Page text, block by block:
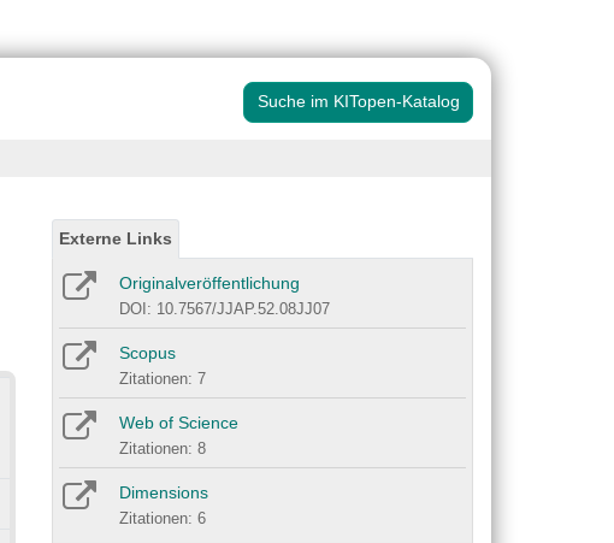
Suche im KITopen-Katalog
Externe Links
Originalveröffentlichung
DOI: 10.7567/JJAP.52.08JJ07
Scopus
Zitationen: 7
Web of Science
Zitationen: 8
Dimensions
Zitationen: 6